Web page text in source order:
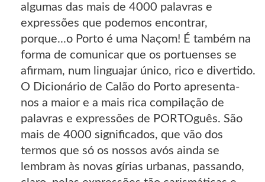
algumas das mais de 4000 palavras e
expressões que podemos encontrar,
porque...o Porto é uma Naçom! É também na
forma de comunicar que os portuenses se
afirmam, num linguajar único, rico e divertido.
O Dicionário de Calão do Porto apresenta-
nos a maior e a mais rica compilação de
palavras e expressões de PORTOguês. São
mais de 4000 significados, que vão dos
termos que só os nossos avós ainda se
lembram às novas gírias urbanas, passando,